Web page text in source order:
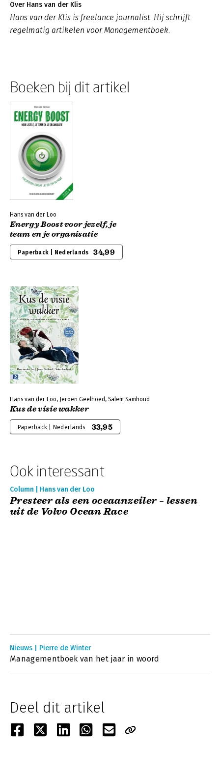
Over Hans van der Klis
Hans van der Klis is freelance journalist. Hij schrijft
regelmatig artikelen voor Managementboek.
Boeken bij dit artikel
Hans van der Loo
Energy Boost voor jezelf, je
team en je organisatie
Paperback | Nederlands 34,99
Hans van der Loo, Jeroen Geelhoed, Salem Samhoud
Kus de visie wakker
Paperback | Nederlands 33,95
Ook interessant
Column | Hans van der Loo
Presteer als een oceaanzeiler – lessen
uit de Volvo Ocean Race
Nieuws | Pierre de Winter
Managementboek van het jaar in woord
Deel dit artikel